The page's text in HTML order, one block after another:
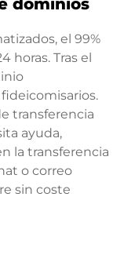
dominios
el 99%
horas. Tras el
transferencia
ayuda,
la transferencia
o correo
sin coste